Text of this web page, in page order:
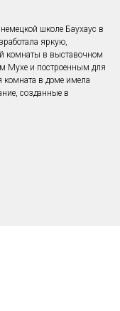
школе Баухаус в
яркую,
комнаты в выставочном
Мухе и построенным для
комната в доме имела
созданные в